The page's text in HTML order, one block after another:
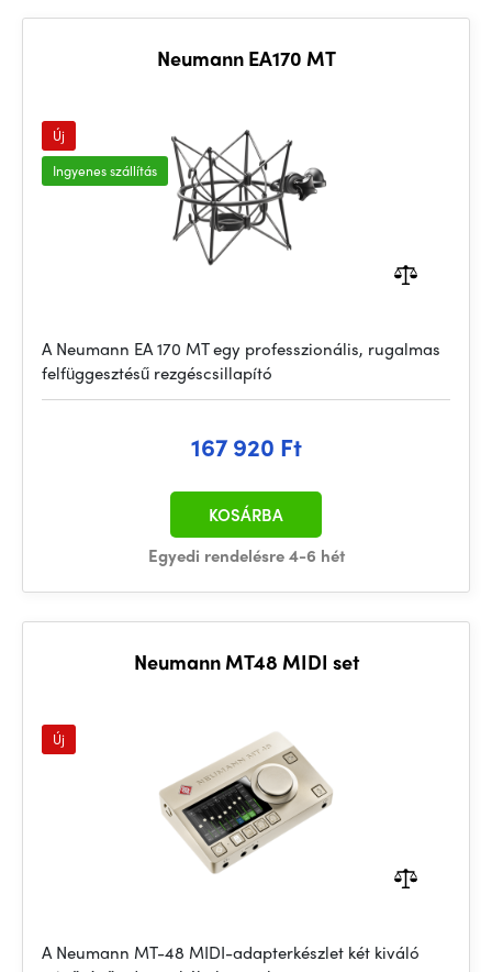
Neumann EA170 MT
Új
Ingyenes szállítás
A Neumann EA 170 MT egy professzionális, rugalmas
felfüggesztésű rezgéscsillapító
167 920 Ft
Egyedi rendelésre 4-6 hét
KOSÁRBA
Neumann MT48 MIDI set
Új
A Neumann MT-48 MIDI-adapterkészlet két kiváló